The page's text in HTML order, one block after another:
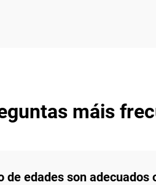
máis
de edades son